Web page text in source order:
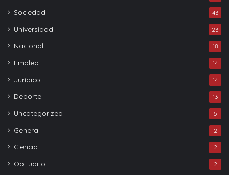
Sociedad 43
Universidad 23
Nacional 18
Empleo 14
Jurídico 14
Deporte 13
Uncategorized 5
General 2
Ciencia 2
Obituario 2